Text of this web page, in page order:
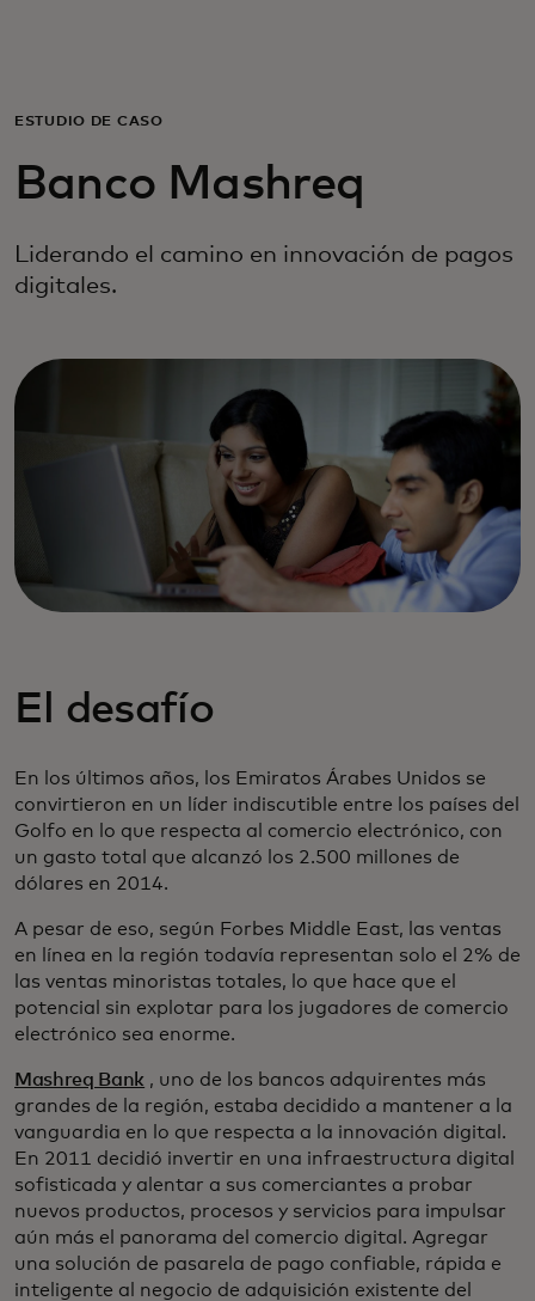
Para empresas
Para el mundo
Para innovadores
Noticias y tendencias
ESTUDIO DE CASO‎
Banco Mashreq
Liderando el camino en innovación de pagos
digitales.
El desafío
En los últimos años, los Emiratos Árabes Unidos se
convirtieron en un líder indiscutible entre los países del
Golfo en lo que respecta al comercio electrónico, con
un gasto total que alcanzó los 2.500 millones de
dólares en 2014.
A pesar de eso, según Forbes Middle East, las ventas
en línea en la región todavía representan solo el 2% de
las ventas minoristas totales, lo que hace que el
potencial sin explotar para los jugadores de comercio
electrónico sea enorme.
Mashreq Bank , uno de los bancos adquirentes más
grandes de la región, estaba decidido a mantener a la
vanguardia en lo que respecta a la innovación digital.
En 2011 decidió invertir en una infraestructura digital
sofisticada y alentar a sus comerciantes a probar
nuevos productos, procesos y servicios para impulsar
aún más el panorama del comercio digital. Agregar
una solución de pasarela de pago confiable, rápida e
inteligente al negocio de adquisición existente del